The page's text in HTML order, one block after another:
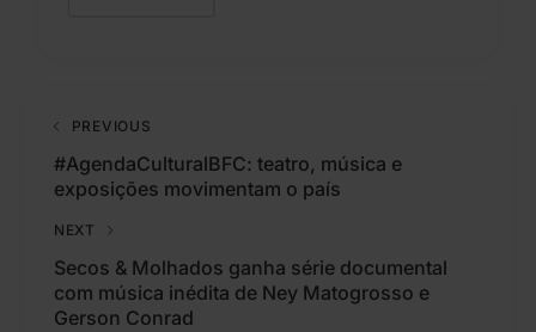
PREVIOUS
#AgendaCulturalBFC: teatro, música e
exposições movimentam o país
NEXT
Secos & Molhados ganha série documental
com música inédita de Ney Matogrosso e
Gerson Conrad